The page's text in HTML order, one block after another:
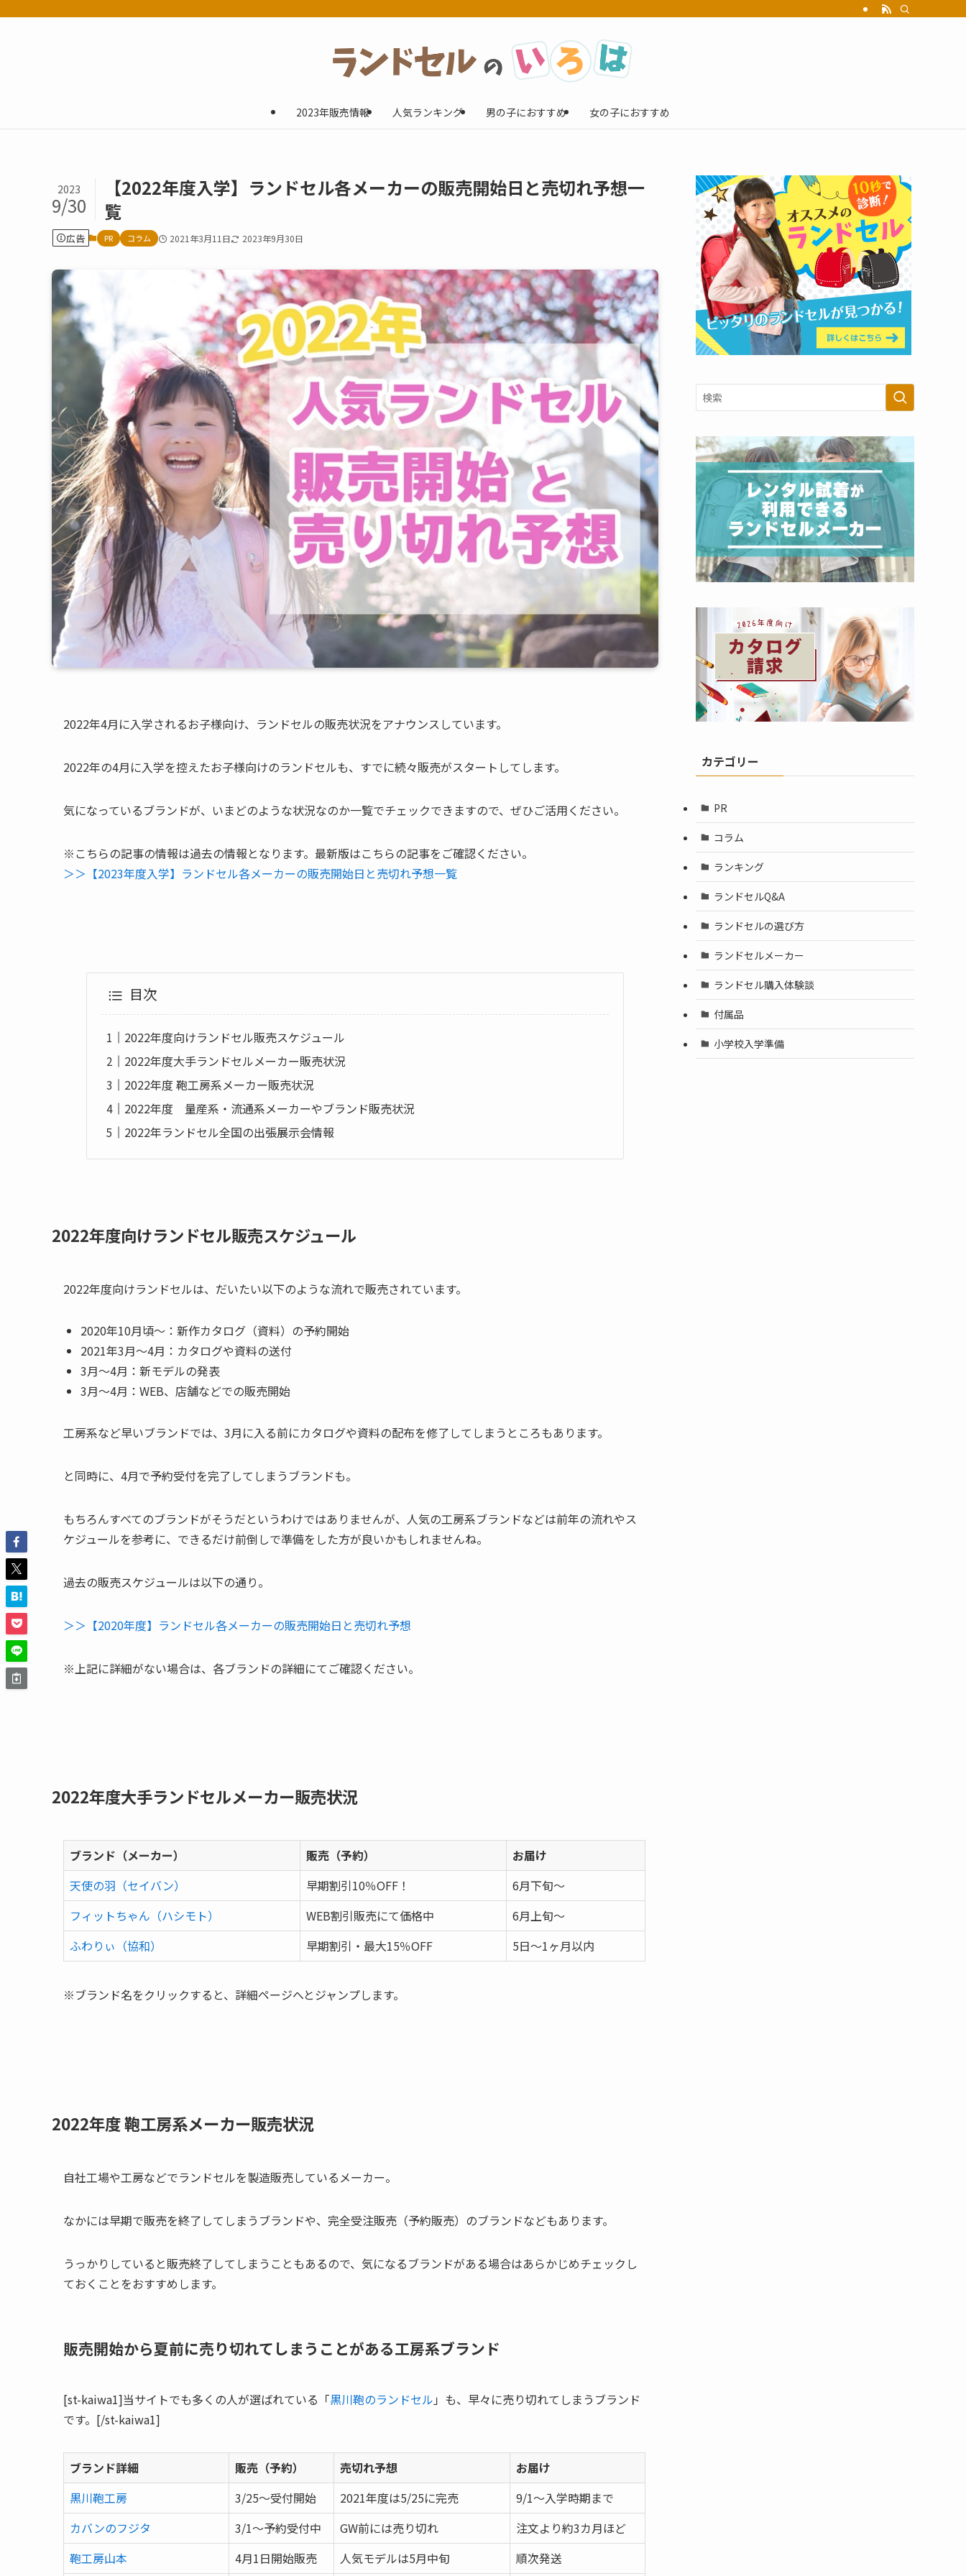
2023年販売情報 人気ランキング 男の子におすすめ 女の子におすすめ
【2022年度入学】ランドセル各メーカーの販売開始日と売切れ予想一
覧
2023
9/30
広告 PR コラム 2021年3月11日 2023年9月30日
2022年4月に入学されるお子様向け、ランドセルの販売状況をアナウンスしています。
2022年の4月に入学を控えたお子様向けのランドセルも、すでに続々販売がスタートしてします。
気になっているブランドが、いまどのような状況なのか一覧でチェックできますので、ぜひご活用ください。
※こちらの記事の情報は過去の情報となります。最新版はこちらの記事をご確認ください。
＞＞【2023年度入学】ランドセル各メーカーの販売開始日と売切れ予想一覧
目次
2022年度向けランドセル販売スケジュール
2022年度大手ランドセルメーカー販売状況
2022年度 鞄工房系メーカー販売状況
2022年度 量産系・流通系メーカーやブランド販売状況
2022年ランドセル全国の出張展示会情報
2022年度向けランドセル販売スケジュール
2022年度向けランドセルは、だいたい以下のような流れで販売されています。
2020年10月頃～：新作カタログ（資料）の予約開始
2021年3月～4月：カタログや資料の送付
3月～4月：新モデルの発表
3月～4月：WEB、店舗などでの販売開始
工房系など早いブランドでは、3月に入る前にカタログや資料の配布を修了してしまうところもあります。
と同時に、4月で予約受付を完了してしまうブランドも。
もちろんすべてのブランドがそうだというわけではありませんが、人気の工房系ブランドなどは前年の流れやス
ケジュールを参考に、できるだけ前倒しで準備をした方が良いかもしれませんね。
過去の販売スケジュールは以下の通り。
＞＞【2020年度】ランドセル各メーカーの販売開始日と売切れ予想
※上記に詳細がない場合は、各ブランドの詳細にてご確認ください。
2022年度大手ランドセルメーカー販売状況
ブランド（メーカー） 販売（予約）
お届け
天使の羽（セイバン）
早期割引10％OFF！
6月下旬～
フィットちゃん（ハシモト）
WEB割引販売にて価格中
6月上旬～
ふわりぃ（協和）
早期割引・最大15％OFF 5日～1ヶ月以内
※ブランド名をクリックすると、詳細ページへとジャンプします。
2022年度 鞄工房系メーカー販売状況
自社工場や工房などでランドセルを製造販売しているメーカー。
なかには早期で販売を終了してしまうブランドや、完全受注販売（予約販売）のブランドなどもあります。
うっかりしていると販売終了してしまうこともあるので、気になるブランドがある場合はあらかじめチェックし
ておくことをおすすめします。
販売開始から夏前に売り切れてしまうことがある工房系ブランド
[st-kaiwa1]当サイトでも多くの人が選ばれている「黒川鞄のランドセル 」も、早々に売り切れてしまうブランド
です。[/st-kaiwa1]
ブランド詳細 販売（予約） 売切れ予想
お届け
黒川鞄工房
3/25～受付開始 2021年度は5/25に完売
9/1～入学時期まで
カバンのフジタ
3/1～予約受付中 GW前には売り切れ
注文より約3カ月ほど
鞄工房山本
4月1日開始販売 人気モデルは5月中旬 順次発送
カテゴリー
PR
コラム
ランキング
ランドセルQ&A
ランドセルの選び方
ランドセルメーカー
ランドセル購入体験談
付属品
小学校入学準備